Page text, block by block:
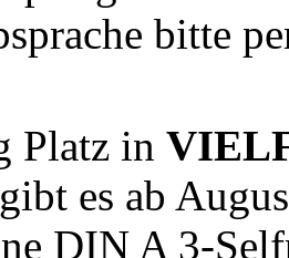
bitte
Platz in
es ab
DIN A 3-